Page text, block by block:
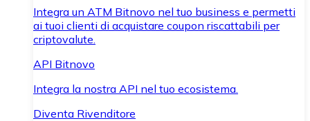
Integra un ATM Bitnovo nel tuo business e permetti
ai tuoi clienti di acquistare coupon riscattabili per
criptovalute.
API Bitnovo
Integra la nostra API nel tuo ecosistema.
Diventa Rivenditore